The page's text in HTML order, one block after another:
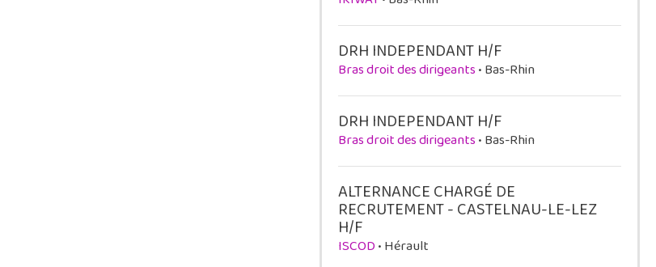
DRH INDEPENDANT H/F
Bras droit des dirigeants• Bas-Rhin
DRH INDEPENDANT H/F
Bras droit des dirigeants• Bas-Rhin
ALTERNANCE CHARGÉ DE
RECRUTEMENT - CASTELNAU-LE-LEZ
H/F
ISCOD• Hérault